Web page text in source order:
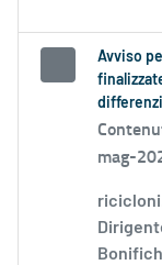
Avviso
mag-